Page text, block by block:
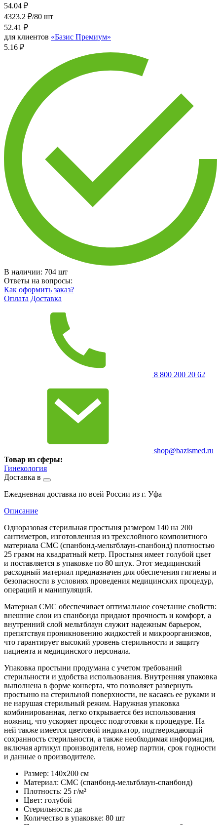
54.04 ₽
4323.2 ₽/80 шт
52.41 ₽
для клиентов «Базис Премиум»
5.16 ₽
В наличии: 704 шт
Ответы на вопросы:
Как оформить заказ?
Оплата Доставка
8 800 200 20 62
shop@bazismed.ru
Товар из сферы:
Гинекология
Доставка в
Ежедневная доставка по всей России из г. Уфа
Описание
Одноразовая стерильная простыня размером 140 на 200
сантиметров, изготовленная из трехслойного композитного
материала СМС (спанбонд-мельтблаун-спанбонд) плотностью
25 грамм на квадратный метр. Простыня имеет голубой цвет
и поставляется в упаковке по 80 штук. Этот медицинский
расходный материал предназначен для обеспечения гигиены и
безопасности в условиях проведения медицинских процедур,
операций и манипуляций.
Материал СМС обеспечивает оптимальное сочетание свойств:
внешние слои из спанбонда придают прочность и комфорт, а
внутренний слой мельтблаун служит надежным барьером,
препятствуя проникновению жидкостей и микроорганизмов,
что гарантирует высокий уровень стерильности и защиту
пациента и медицинского персонала.
Упаковка простыни продумана с учетом требований
стерильности и удобства использования. Внутренняя упаковка
выполнена в форме конверта, что позволяет развернуть
простыню на стерильной поверхности, не касаясь ее руками и
не нарушая стерильный режим. Наружная упаковка
комбинированная, легко открывается без использования
ножниц, что ускоряет процесс подготовки к процедуре. На
ней также имеется цветовой индикатор, подтверждающий
сохранность стерильности, а также необходимая информация,
включая артикул производителя, номер партии, срок годности
и данные о производителе.
Размер: 140x200 см
Материал: СМС (спанбонд-мельтблаун-спанбонд)
Плотность: 25 г/м²
Цвет: голубой
Стерильность: да
Количество в упаковке: 80 шт